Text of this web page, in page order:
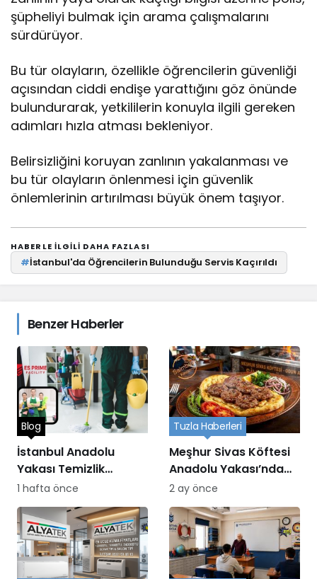
şüpheliyi bulmak için arama çalışmalarını
sürdürüyor.
Bu tür olayların, özellikle öğrencilerin güvenliği
açısından ciddi endişe yarattığını göz önünde
bulundurarak, yetkililerin konuyla ilgili gereken
adımları hızla atması bekleniyor.
Belirsizliğini koruyan zanlının yakalanması ve
bu tür olayların önlenmesi için güvenlik
önlemlerinin artırılması büyük önem taşıyor.
HABERLE ILGILI DAHA FAZLASI
#İstanbul'da Öğrencilerin Bulunduğu Servis Kaçırıldı
Benzer Haberler
İstanbul Anadolu
Yakası Temizlik
Hizmetleri
Blog
1 hafta önce
Meşhur Sivas Köftesi
Anadolu Yakası’nda
nerede yenir?
Tuzla Haberleri
2 ay önce